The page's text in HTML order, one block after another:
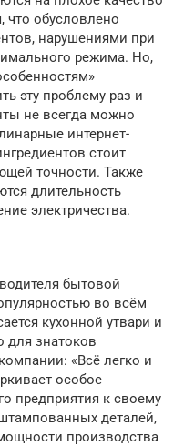
что обусловлено
нарушениями при
режима. Но,
эту проблему раз и
не всегда можно
интернет-
стоит
точности. Также
длительность
электричества.
бытовой
во всём
кухонной утвари и
для знатоков
«Всё легко и
особое
предприятия к своему
деталей,
производства